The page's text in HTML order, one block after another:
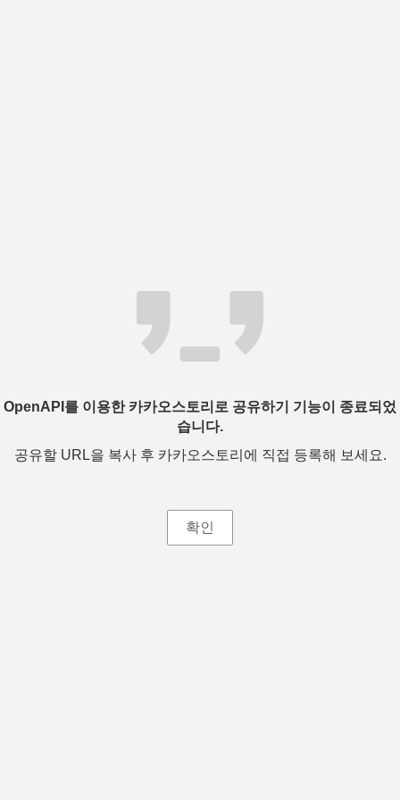
OpenAPI를 이용한 카카오스토리로 공유하기 기능이 종료되었
습니다.
공유할 URL을 복사 후 카카오스토리에 직접 등록해 보세요.
확인